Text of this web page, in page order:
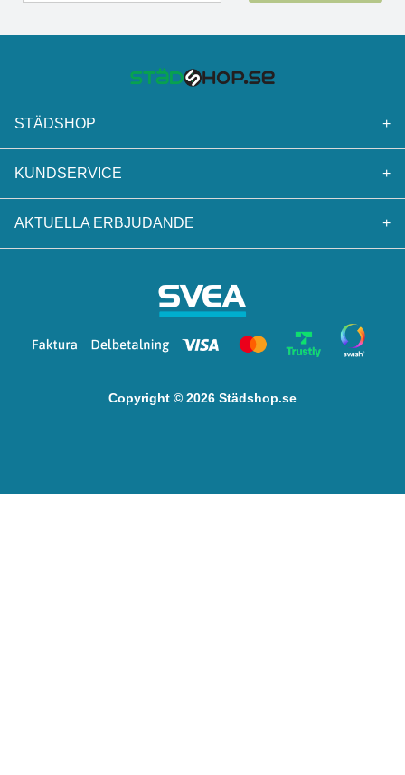
STÄDSHOP +
KUNDSERVICE +
AKTUELLA ERBJUDANDE +
Copyright © 2026 Städshop.se